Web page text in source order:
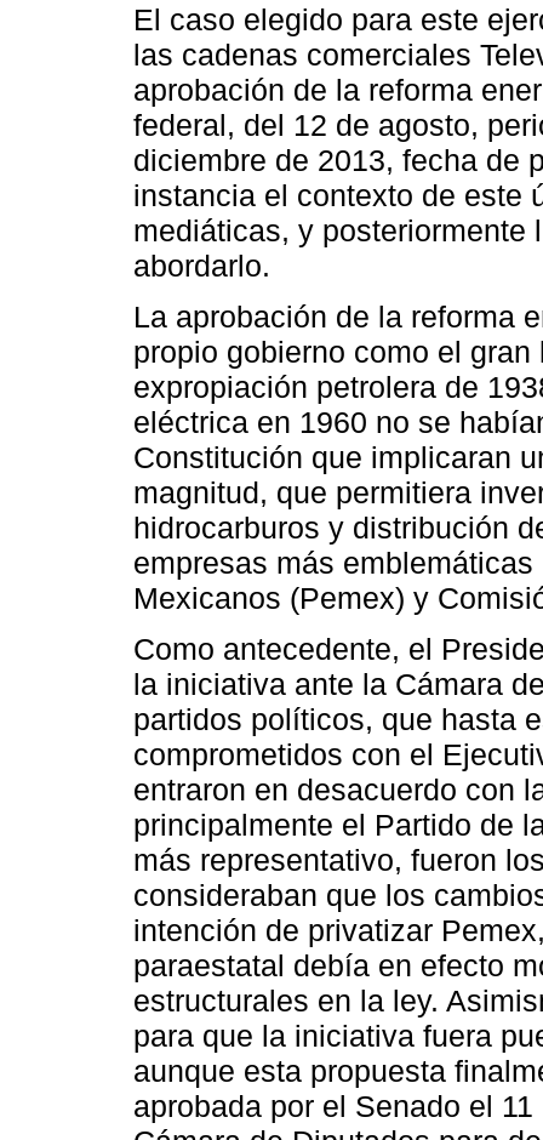
El caso elegido para este
las cadenas comerciales
aprobación de la reforma
federal, del 12 de agosto,
diciembre de 2013, fecha de
instancia el contexto de este
mediáticas, y posteriormente
abordarlo.
La aprobación de la reforma
propio gobierno como el
expropiación petrolera de
eléctrica en 1960 no se
Constitución que implicaran
magnitud, que permitiera
hidrocarburos y distribución
empresas más
Mexicanos (Pemex) y
Como antecedente, el
la iniciativa ante la Cámara
partidos políticos, que hasta
comprometidos con el
entraron en desacuerdo con
principalmente el Partido de
más representativo, fueron
consideraban que los
intención de privatizar
paraestatal debía en efecto
estructurales en la ley.
para que la iniciativa fuera
aunque esta propuesta
aprobada por el Senado el